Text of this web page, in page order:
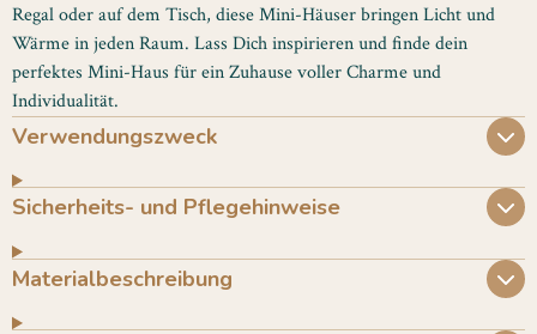
Regal oder auf dem Tisch, diese Mini-Häuser bringen Licht und
Wärme in jeden Raum. Lass Dich inspirieren und finde dein
perfektes Mini-Haus für ein Zuhause voller Charme und
Individualität.
Verwendungszweck
Sicherheits- und Pflegehinweise
Materialbeschreibung